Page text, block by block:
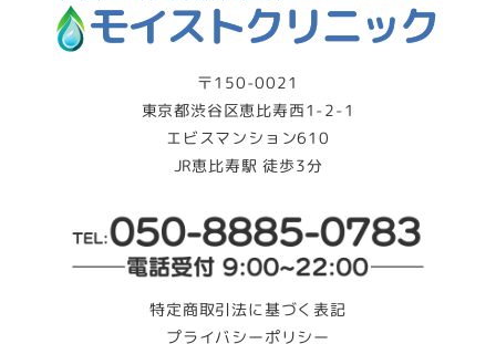
〒150-0021
東京都渋谷区恵比寿西1-2-1
エビスマンション610
JR恵比寿駅 徒歩3分
特定商取引法に基づく表記
プライバシーポリシー